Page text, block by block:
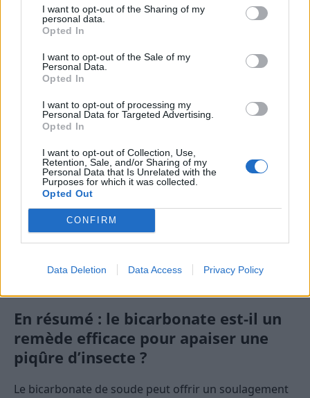
I want to opt-out of the Sharing of my
personal data.
Opted In
I want to opt-out of the Sale of my
Personal Data.
Opted In
I want to opt-out of processing my
Personal Data for Targeted Advertising.
Opted In
I want to opt-out of Collection, Use,
Retention, Sale, and/or Sharing of my
Personal Data that Is Unrelated with the
Purposes for which it was collected.
Opted Out
CONFIRM
Data Deletion Data Access Privacy Policy
Conseils pour prévenir les piqûres
d’insectes
La meilleure solution reste la prévention. Voici
quelques conseils pour éviter de se faire piquer :
Porter des vêtements longs et couvrants lors de
sorties en nature ou dans des zones infestées.
Utiliser des répulsifs à base de DEET ou d’huiles
essentielles reconnues comme efficaces contre
les moustiques, les mouches ou les insectes
piqueurs.
Éviter les eaux stagnantes où les moustiques se
reproduisent.
Maintenir une bonne hygiène pour réduire les
En résumé : le bicarbonate est-il un
remède efficace pour apaiser une
piqûre d’insecte ?
Le bicarbonate de soude peut offrir un soulagement